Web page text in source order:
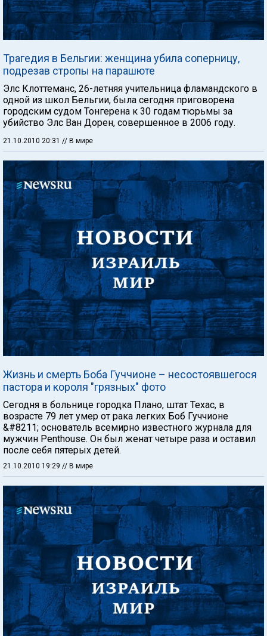
Трагедия в Бельгии: женщина убила соперницу,
подрезав стропы на парашюте
Элс Клоттеманс, 26-летняя учительница фламандского в
одной из школ Бельгии, была сегодня приговорена
городским судом Тонгерена к 30 годам тюрьмы за
убийство Элс Ван Дорен, совершенное в 2006 году.
21.10.2010 20:31 // В мире
Жизнь и смерть Боба Гуччионе – несостоявшегося
пастора и короля "грязных" фото
Сегодня в больнице городка Плано, штат Техас, в
возрасте 79 лет умер от рака легких Боб Гуччионе
&#8211; основатель всемирно известного журнала для
мужчин Penthouse. Он был женат четыре раза и оставил
после себя пятерых детей.
21.10.2010 19:29 // В мире